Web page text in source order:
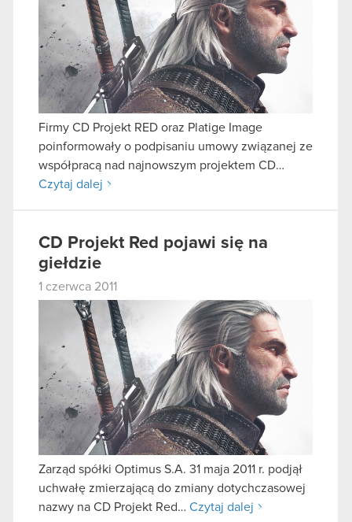
Firmy CD Projekt RED oraz Platige Image
poinformowały o podpisaniu umowy związanej ze
współpracą nad najnowszym projektem CD…
Czytaj dalej
CD Projekt Red pojawi się na
giełdzie
1 czerwca 2011
Zarząd spółki Optimus S.A. 31 maja 2011 r. podjął
uchwałę zmierzającą do zmiany dotychczasowej
nazwy na CD Projekt Red… Czytaj dalej